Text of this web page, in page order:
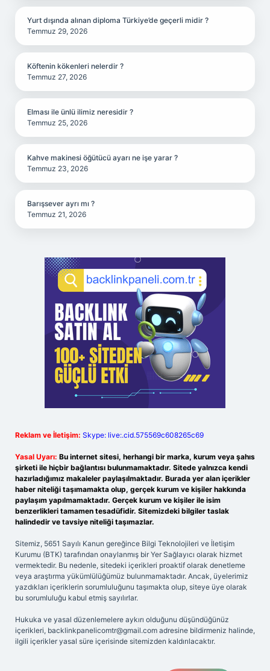
Yurt dışında alınan diploma Türkiye’de geçerli midir ?
Temmuz 29, 2026
Köftenin kökenleri nelerdir ?
Temmuz 27, 2026
Elması ile ünlü ilimiz neresidir ?
Temmuz 25, 2026
Kahve makinesi öğütücü ayarı ne işe yarar ?
Temmuz 23, 2026
Barışsever ayrı mı ?
Temmuz 21, 2026
Reklam ve İletişim: Skype: live:.cid.575569c608265c69
Yasal Uyarı: Bu internet sitesi, herhangi bir marka, kurum veya şahıs
şirketi ile hiçbir bağlantısı bulunmamaktadır. Sitede yalnızca kendi
hazırladığımız makaleler paylaşılmaktadır. Burada yer alan içerikler
haber niteliği taşımamakta olup, gerçek kurum ve kişiler hakkında
paylaşım yapılmamaktadır. Gerçek kurum ve kişiler ile isim
benzerlikleri tamamen tesadüfidir. Sitemizdeki bilgiler taslak
halindedir ve tavsiye niteliği taşımazlar.
Sitemiz, 5651 Sayılı Kanun gereğince Bilgi Teknolojileri ve İletişim
Kurumu (BTK) tarafından onaylanmış bir Yer Sağlayıcı olarak hizmet
vermektedir. Bu nedenle, sitedeki içerikleri proaktif olarak denetleme
veya araştırma yükümlülüğümüz bulunmamaktadır. Ancak, üyelerimiz
yazdıkları içeriklerin sorumluluğunu taşımakta olup, siteye üye olarak
bu sorumluluğu kabul etmiş sayılırlar.
Hukuka ve yasal düzenlemelere aykırı olduğunu düşündüğünüz
içerikleri, backlinkpanelicomtr@gmail.com adresine bildirmeniz halinde,
ilgili içerikler yasal süre içerisinde sitemizden kaldırılacaktır.